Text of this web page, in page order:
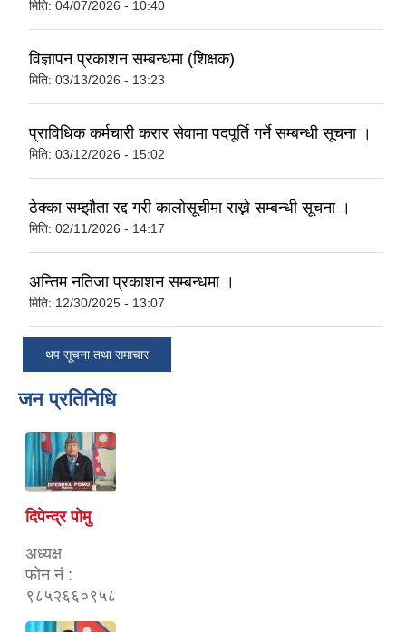
मिति: 04/07/2026 - 10:40
विज्ञापन प्रकाशन सम्बन्धमा (शिक्षक)
मिति: 03/13/2026 - 13:23
प्राविधिक कर्मचारी करार सेवामा पदपूर्ति गर्ने सम्बन्धी सूचना ।
मिति: 03/12/2026 - 15:02
ठेक्का सम्झौता रद्द गरी कालोसूचीमा राख्ने सम्बन्धी सूचना ।
मिति: 02/11/2026 - 14:17
अन्तिम नतिजा प्रकाशन सम्बन्धमा ।
मिति: 12/30/2025 - 13:07
थप सूचना तथा समाचार
जन प्रतिनिधि
दिपेन्द्र पोमु
अध्यक्ष
फोन नं :
९८५२६६०९५८